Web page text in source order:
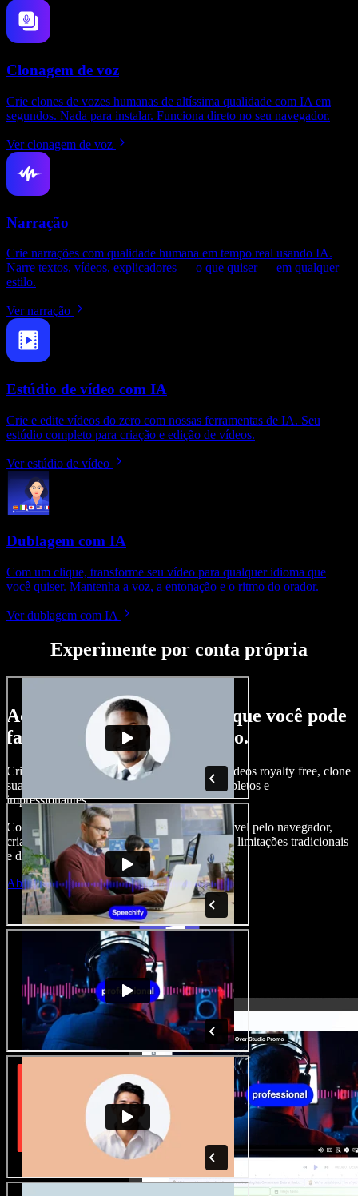
Clonagem de voz
Crie clones de vozes humanas de altíssima qualidade com IA em
segundos. Nada para instalar. Funciona direto no seu navegador.
Ver clonagem de voz
Narração
Crie narrações com qualidade humana em tempo real usando IA.
Narre textos, vídeos, explicadores — o que quiser — em qualquer
estilo.
Ver narração
Estúdio de vídeo com IA
Crie e edite vídeos do zero com nossas ferramentas de IA. Seu
estúdio completo para criação e edição de vídeos.
Ver estúdio de vídeo
Dublagem com IA
Com um clique, transforme seu vídeo para qualquer idioma que
você quiser. Mantenha a voz, a entonação e o ritmo do orador.
Ver dublagem com IA
Experimente por conta própria
Aqui vai só um gostinho do que você pode
fazer com o Speechify Studio.
Crie narrações, adicione imagens, áudios e vídeos royalty free, clone
sua voz e produza projetos audiovisuais completos e
impressionantes.
Com curva de aprendizado zero e tudo acessível pelo navegador,
criadores de conteúdo conseguem ir além das limitações tradicionais
e dar vida a todas as suas ideias.
Abrir o Studio